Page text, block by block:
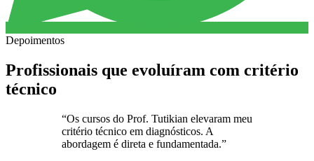
Depoimentos
Profissionais que evoluíram com critério
técnico
“Os cursos do Prof. Tutikian elevaram meu
critério técnico em diagnósticos. A
abordagem é direta e fundamentada.”